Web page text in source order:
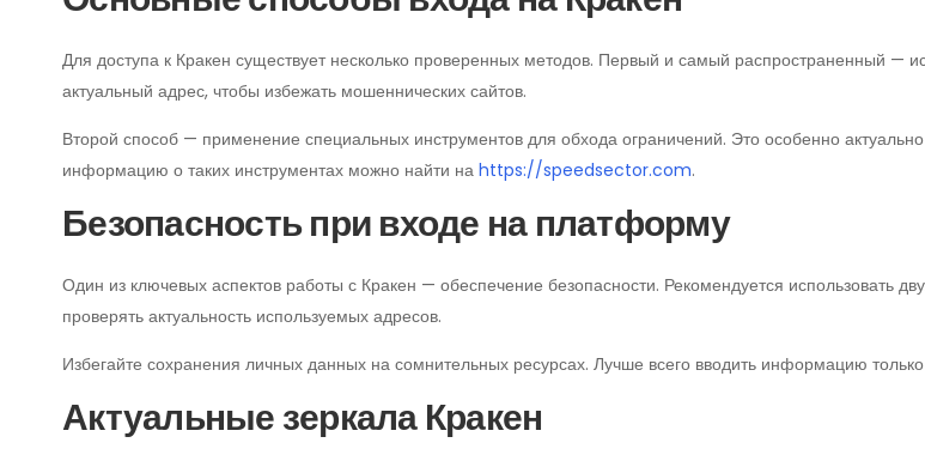
Для доступа к Кракен существует несколько проверенных методов. Первый и самый распространенный —
актуальный адрес, чтобы избежать мошеннических сайтов.
Второй способ — применение специальных инструментов для обхода ограничений. Это особенно
информацию о таких инструментах можно найти на https://speedsector.com.
Безопасность при входе на платформу
Один из ключевых аспектов работы с Кракен — обеспечение безопасности. Рекомендуется использовать
проверять актуальность используемых адресов.
Избегайте сохранения личных данных на сомнительных ресурсах. Лучше всего вводить информацию
Актуальные зеркала Кракен